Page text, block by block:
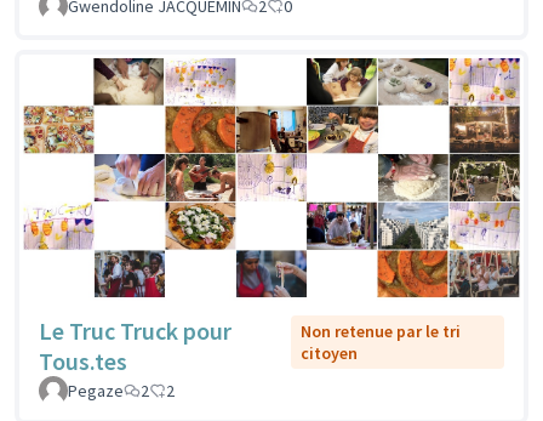
Gwendoline JACQUEMIN 2 0
Le Truc Truck pour
Tous.tes
Non retenue par le tri
citoyen
Pegaze
2 2